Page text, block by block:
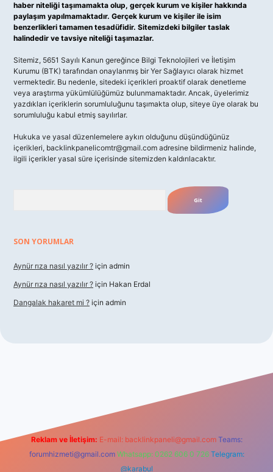
haber niteliği taşımamakta olup, gerçek kurum ve kişiler hakkında
paylaşım yapılmamaktadır. Gerçek kurum ve kişiler ile isim
benzerlikleri tamamen tesadüfidir. Sitemizdeki bilgiler taslak
halindedir ve tavsiye niteliği taşımazlar.
Sitemiz, 5651 Sayılı Kanun gereğince Bilgi Teknolojileri ve İletişim
Kurumu (BTK) tarafından onaylanmış bir Yer Sağlayıcı olarak hizmet
vermektedir. Bu nedenle, sitedeki içerikleri proaktif olarak denetleme
veya araştırma yükümlülüğümüz bulunmamaktadır. Ancak, üyelerimiz
yazdıkları içeriklerin sorumluluğunu taşımakta olup, siteye üye olarak bu
sorumluluğu kabul etmiş sayılırlar.
Hukuka ve yasal düzenlemelere aykırı olduğunu düşündüğünüz
içerikleri, backlinkpanelicomtr@gmail.com adresine bildirmeniz halinde,
ilgili içerikler yasal süre içerisinde sitemizden kaldırılacaktır.
SON YORUMLAR
Aynür rıza nasıl yazılır ? için admin
Aynür rıza nasıl yazılır ? için Hakan Erdal
Dangalak hakaret mi ? için admin
Reklam ve İletişim: E-mail: backlinkpaneli@gmail.com Teams:
forumhizmeti@gmail.com Whatsapp: 0262 606 0 726 Telegram:
@karabul